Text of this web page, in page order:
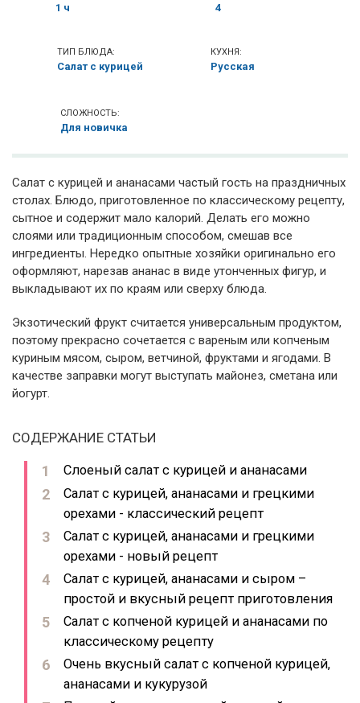
1 ч 4
ТИП БЛЮДА:
Салат с курицей
КУХНЯ:
Русская
СЛОЖНОСТЬ:
Для новичка
Салат с курицей и ананасами частый гость на праздничных
столах. Блюдо, приготовленное по классическому рецепту,
сытное и содержит мало калорий. Делать его можно
слоями или традиционным способом, смешав все
ингредиенты. Нередко опытные хозяйки оригинально его
оформляют, нарезав ананас в виде утонченных фигур, и
выкладывают их по краям или сверху блюда.
Экзотический фрукт считается универсальным продуктом,
поэтому прекрасно сочетается с вареным или копченым
куриным мясом, сыром, ветчиной, фруктами и ягодами. В
качестве заправки могут выступать майонез, сметана или
йогурт.
СОДЕРЖАНИЕ СТАТЬИ
Слоеный салат с курицей и ананасами
Салат с курицей, ананасами и грецкими
орехами - классический рецепт
Салат с курицей, ананасами и грецкими
орехами - новый рецепт
Салат с курицей, ананасами и сыром –
простой и вкусный рецепт приготовления
Салат с копченой курицей и ананасами по
классическому рецепту
Очень вкусный салат с копченой курицей,
ананасами и кукурузой